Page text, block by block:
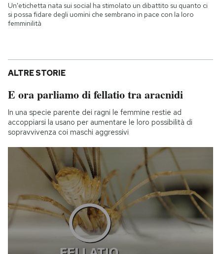
Un'etichetta nata sui social ha stimolato un dibattito su quanto ci
si possa fidare degli uomini che sembrano in pace con la loro
femminilità
ALTRE STORIE
E ora parliamo di fellatio tra aracnidi
In una specie parente dei ragni le femmine restie ad
accoppiarsi la usano per aumentare le loro possibilità di
sopravvivenza coi maschi aggressivi